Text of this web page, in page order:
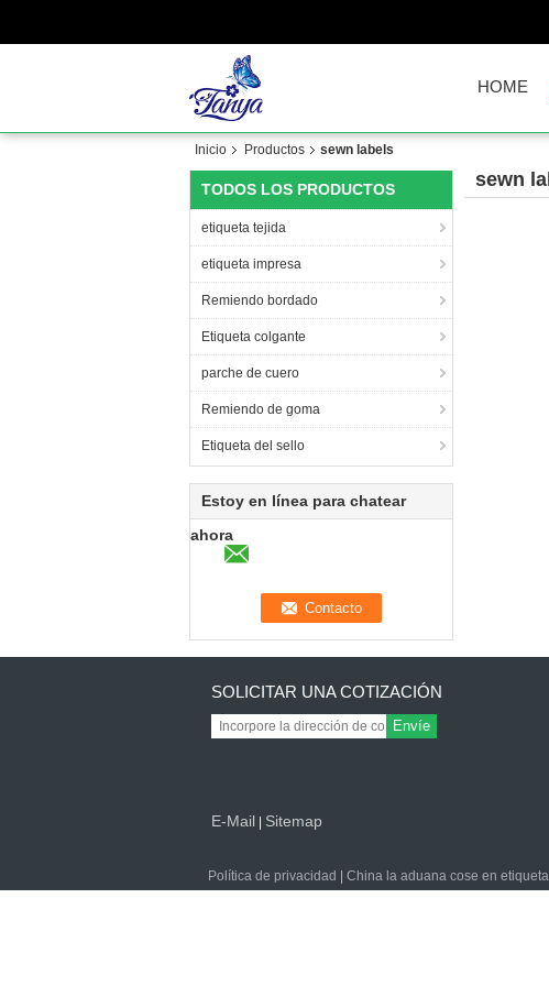
HOME
Inicio Productos sewn labels
TODOS LOS PRODUCTOS
etiqueta tejida
etiqueta impresa
Remiendo bordado
Etiqueta colgante
parche de cuero
Remiendo de goma
Etiqueta del sello
Estoy en línea para chatear
ahora
sewn
SOLICITAR UNA COTIZACIÓN
Envíe
E-Mail | Sitemap
Política de privacidad | China la aduana cose en